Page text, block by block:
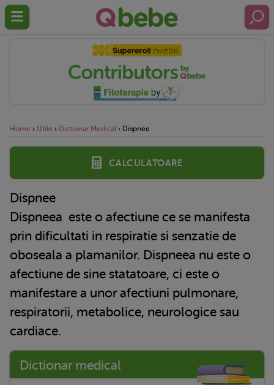
Home › Utile › Dictionar Medical › Dispnee
Calculatoare
Dispnee
Dispneea este o afectiune ce se manifesta
prin dificultati in respiratie si senzatie de
oboseala a plamanilor. Dispneea nu este o
afectiune de sine statatoare, ci este o
manifestare a unor afectiuni pulmonare,
respiratorii, metabolice, neurologice sau
cardiace.
Dictionar medical